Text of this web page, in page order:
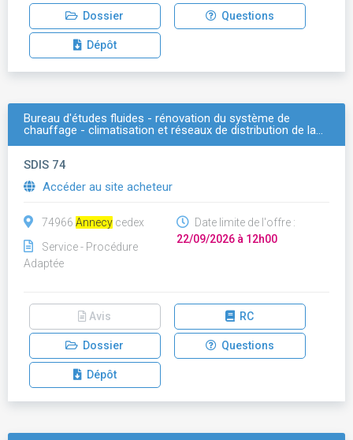
Dossier Questions
Dépôt
Bureau d'études fluides - rénovation du système de
chauffage - climatisation et réseaux de distribution de la…
SDIS 74
Accéder au site acheteur
74966 Annecy cedex
Service - Procédure
Adaptée
Date limite de l'offre :
22/09/2026 à 12h00
Avis RC
Dossier Questions
Dépôt